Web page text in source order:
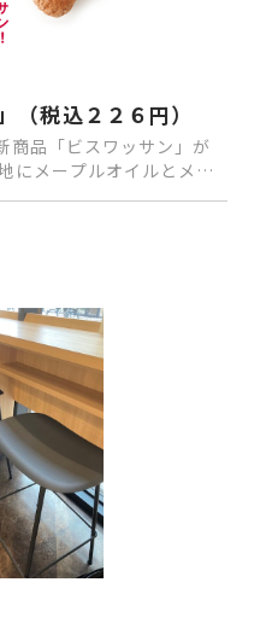
（税込２２６円）
商品「ビスワッサン」が
にメープルオイルとメー